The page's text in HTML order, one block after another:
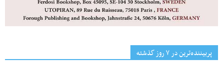
پربیننده‌ترین‌ در ۷ روز گذشته